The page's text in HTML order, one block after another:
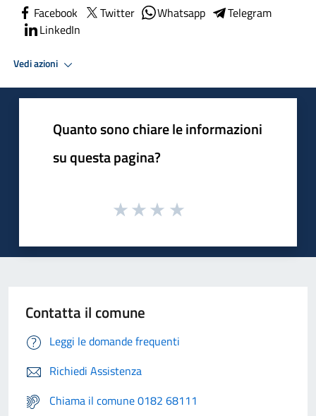
Facebook Twitter Whatsapp
Telegram
LinkedIn
Vedi azioni
Quanto sono chiare le informazioni
su questa pagina?
Contatta il comune
Leggi le domande frequenti
Richiedi Assistenza
Chiama il comune 0182 68111